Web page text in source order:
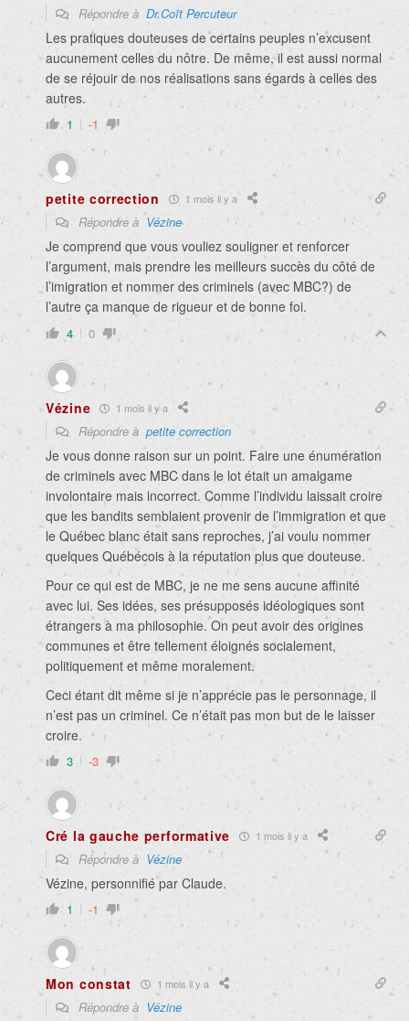
Répondre à Dr.Coït Percuteur
Les pratiques douteuses de certains peuples n’excusent
aucunement celles du nôtre. De même, il est aussi normal
de se réjouir de nos réalisations sans égards à celles des
autres.
1 -1
petite correction 1 mois il y a
Répondre à Vézine
Je comprend que vous vouliez souligner et renforcer
l’argument, mais prendre les meilleurs succès du côté de
l’imigration et nommer des criminels (avec MBC?) de
l’autre ça manque de rigueur et de bonne foi.
4 0
Vézine 1 mois il y a
Répondre à petite correction
Je vous donne raison sur un point. Faire une énumération
de criminels avec MBC dans le lot était un amalgame
involontaire mais incorrect. Comme l’individu laissait croire
que les bandits semblaient provenir de l’immigration et que
le Québec blanc était sans reproches, j’ai voulu nommer
quelques Québécois à la réputation plus que douteuse.
Pour ce qui est de MBC, je ne me sens aucune affinité
avec lui. Ses idées, ses présupposés idéologiques sont
étrangers à ma philosophie. On peut avoir des origines
communes et être tellement éloignés socialement,
politiquement et même moralement.
Ceci étant dit même si je n’apprécie pas le personnage, il
n’est pas un criminel. Ce n’était pas mon but de le laisser
croire.
3 -3
Cré la gauche performative 1 mois il y a
Répondre à Vézine
Vézine, personnifié par Claude.
1 -1
Mon constat 1 mois il y a
Répondre à Vézine